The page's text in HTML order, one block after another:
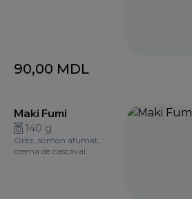
90,00 MDL
Maki Fumi
140 g
Orez, somon afumat,
crema de cascaval.